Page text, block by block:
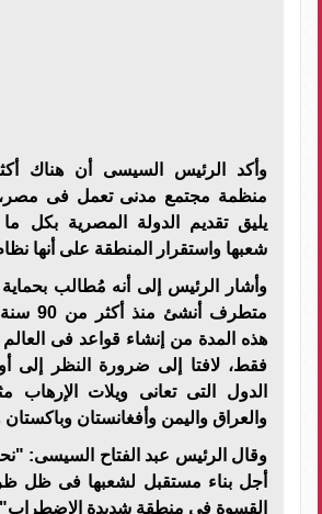
منظمة مجتمع مدنى تعمل فى مصر،
يليق تقديم الدولة المصرية بكل
شعبها واستقرار المنطقة على أنها
وأشار الرئيس إلى أنه مُطالب
متطرف
هذه المدة من إنشاء قواعد فى
فقط، لافتا إلى ضرورة النظر إلى
الدول التى تعانى ويلات الإرهاب
والعراق واليمن وأفغانستان وباكستان
وقال الرئيس عبد الفتاح السيسى:
أجل بناء مستقبل لشعبها فى ظل
القسوة فى منطقة شديدة